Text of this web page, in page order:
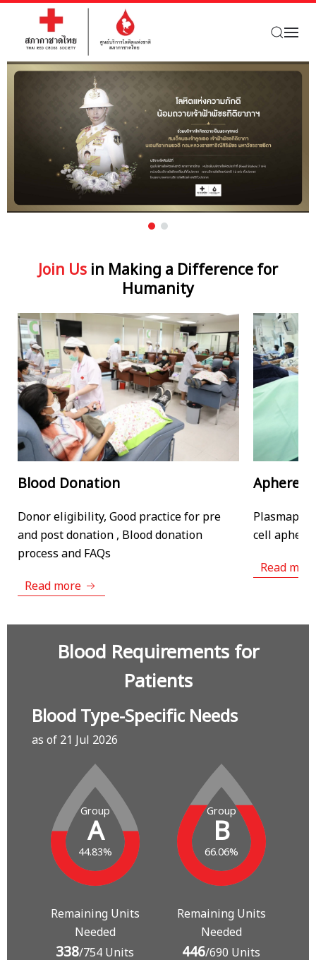
Skip to main content
Join Us in Making a Difference for
Humanity
Apheresis Donation
Plasmapheresis, Plateletpheresis, Red
cell apheresis and FAQs
Stem
Stem cell
Blood Requirements for
Patients
Blood Type-Specific Needs
as of 21 Jul 2026
Group
A
44.83%
Remaining Units
Needed
338/754 Units
Group
B
66.06%
Remaining Units
Needed
446/690 Units